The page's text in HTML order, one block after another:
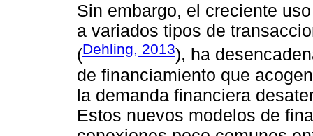
Sin embargo, el creciente
a variados tipos de
(Dehling, 2013), ha
de financiamiento que
la demanda financiera
Estos nuevos modelos de